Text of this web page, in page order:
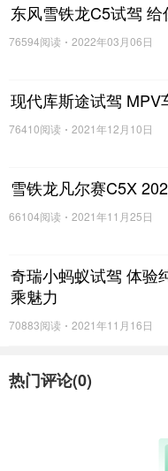
燃油添加剂怎么使用
燃油宝一般在实体店
选用大牌子的，品质
是浪费钱。如果经常
直喷带涡轮增压的车
一次，因为涡轮增压
发动机抖动，油耗增
一次就行。
东风雪铁龙C5试驾
76594阅读 2022年03月06日
现代库斯途试驾 MPV
76410阅读 2021年12月10日
雪铁龙凡尔赛C5X
66104阅读 2021年11月25日
奇瑞小蚂蚁试驾 体验
乘魅力
70883阅读 2021年11月16日
热门评论(0)